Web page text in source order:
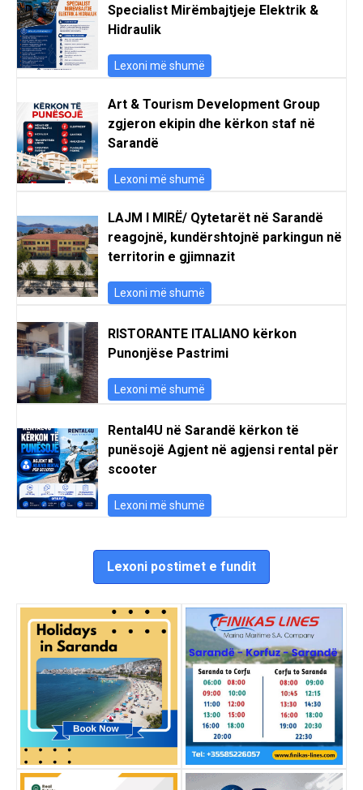
Specialist Mirëmbajtjeje Elektrik &
Hidraulik
Lexoni më shumë
Art & Tourism Development Group
zgjeron ekipin dhe kërkon staf në
Sarandë
Lexoni më shumë
LAJM I MIRË/ Qytetarët në Sarandë
reagojnë, kundërshtojnë parkingun në
territorin e gjimnazit
Lexoni më shumë
RISTORANTE ITALIANO kërkon
Punonjëse Pastrimi
Lexoni më shumë
Rental4U në Sarandë kërkon të
punësojë Agjent në agjensi rental për
scooter
Lexoni më shumë
Lexoni postimet e fundit